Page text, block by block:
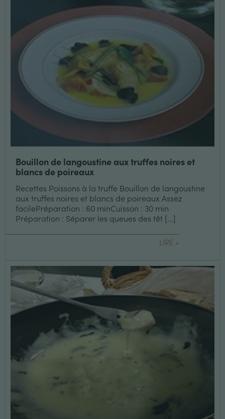
Bouillon de langoustine aux truffes noires et
blancs de poireaux
Recettes Poissons à la truffe Bouillon de langoustine
aux truffes noires et blancs de poireaux Assez
facilePréparation : 60 minCuisson : 30 min
Préparation : Séparer les queues des têt [...]
LIRE +